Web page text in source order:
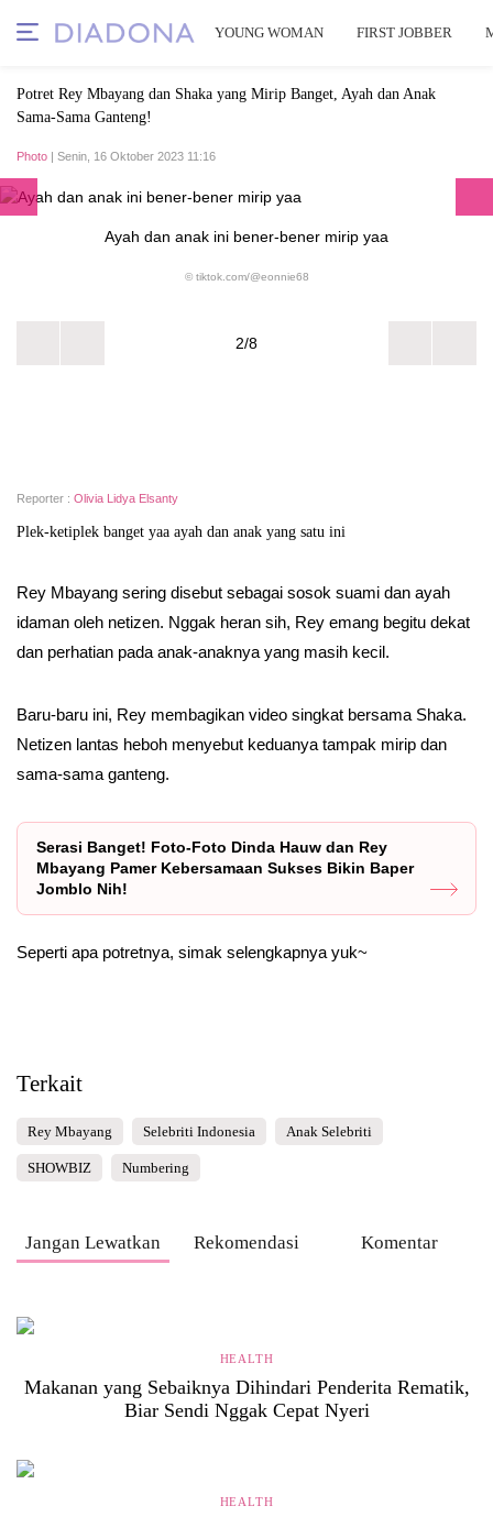
YOUNG WOMAN FIRST JOBBER
Potret Rey Mbayang dan Shaka yang Mirip Banget, Ayah dan Anak
Sama-Sama Ganteng!
Photo | Senin, 16 Oktober 2023 11:16
Ayah dan anak ini bener-bener mirip yaa
© tiktok.com/@eonnie68
2/8
Reporter : Olivia Lidya Elsanty
Plek-ketiplek banget yaa ayah dan anak yang satu ini
Rey Mbayang sering disebut sebagai sosok suami dan ayah
idaman oleh netizen. Nggak heran sih, Rey emang begitu dekat
dan perhatian pada anak-anaknya yang masih kecil.
Baru-baru ini, Rey membagikan video singkat bersama Shaka.
Netizen lantas heboh menyebut keduanya tampak mirip dan
sama-sama ganteng.
Serasi Banget! Foto-Foto Dinda Hauw dan Rey
Mbayang Pamer Kebersamaan Sukses Bikin Baper
Jomblo Nih!
Seperti apa potretnya, simak selengkapnya yuk~
Terkait
Rey Mbayang Selebriti Indonesia Anak Selebriti
SHOWBIZ Numbering
Jangan Lewatkan Rekomendasi Komentar
HEALTH
Makanan yang Sebaiknya Dihindari Penderita Rematik,
Biar Sendi Nggak Cepat Nyeri
HEALTH